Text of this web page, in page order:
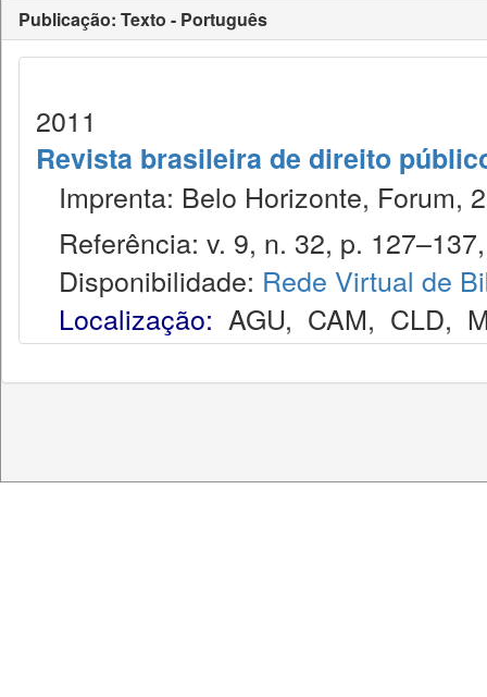
Publicação: Texto - Português
2011
Revista brasileira de direito
Imprenta: Belo Horizonte, Forum,
Referência: v. 9, n. 32, p.
Disponibilidade: Rede Virtual de
Localização: AGU, CAM, CLD,